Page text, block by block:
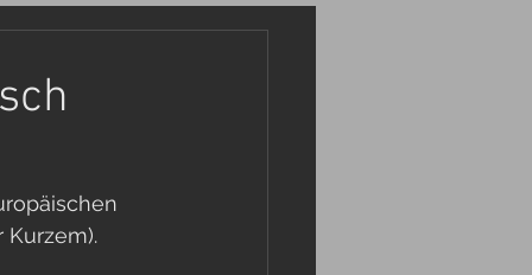
Kurzem).